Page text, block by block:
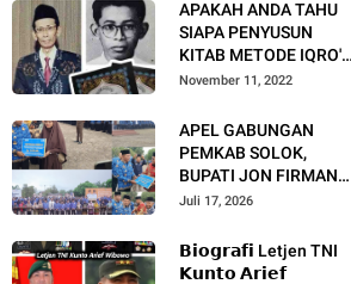
APAKAH ANDA TAHU
SIAPA PENYUSUN
KITAB METODE IQRO'?
INI BIOGRAFI KH. AS'AD
November 11, 2022
APEL GABUNGAN
PEMKAB SOLOK,
BUPATI JON FIRMAN
PANDU TEKANKAN ASN
DAN PELAYANAN
MASYARAKAT.
Juli 17, 2026
𝗕𝗶𝗼𝗴𝗿𝗮𝗳𝗶 Letjen TNI
𝗞𝘂𝗻𝘁𝗼 𝗔𝗿𝗶𝗲𝗳